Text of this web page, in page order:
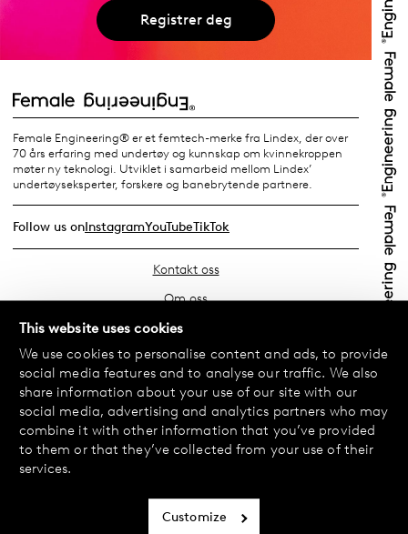
This website uses cookies
We use cookies to personalise content and ads, to provide
social media features and to analyse our traffic. We also
share information about your use of our site with our
social media, advertising and analytics partners who may
combine it with other information that you’ve provided
to them or that they’ve collected from your use of their
services.
Customize
Registrer deg
Female Engineering® er et femtech-merke fra Lindex, der over
70 års erfaring med undertøy og kunnskap om kvinnekroppen
møter ny teknologi. Utviklet i samarbeid mellom Lindex’
undertøyseksperter, forskere og banebrytende partnere.
Follow us onInstagramYouTubeTikTok
Kontakt oss
Om oss
Finn din butikk
Vanlige spørsmål
Vilkår
Personvernerklæring
Bytte og retur
Informasjonskapsler